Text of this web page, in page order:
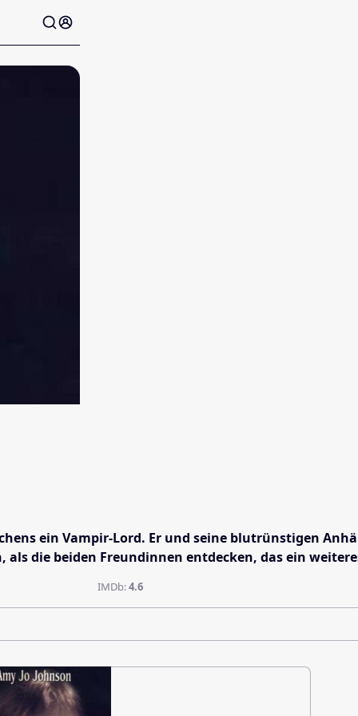
ein Vampir-Lord. Er und seine blutrünstigen
die beiden Freundinnen entdecken, das ein
IMDb:4.6